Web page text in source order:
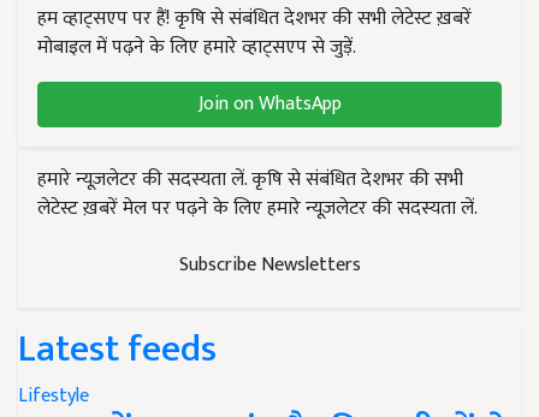
हम व्हाट्सएप पर हैं! कृषि से संबंधित देशभर की सभी लेटेस्ट ख़बरें
मोबाइल में पढ़ने के लिए हमारे व्हाट्सएप से जुड़ें.
Join on WhatsApp
हमारे न्यूज़लेटर की सदस्यता लें. कृषि से संबंधित देशभर की सभी
लेटेस्ट ख़बरें मेल पर पढ़ने के लिए हमारे न्यूज़लेटर की सदस्यता लें.
Subscribe Newsletters
Latest feeds
Lifestyle